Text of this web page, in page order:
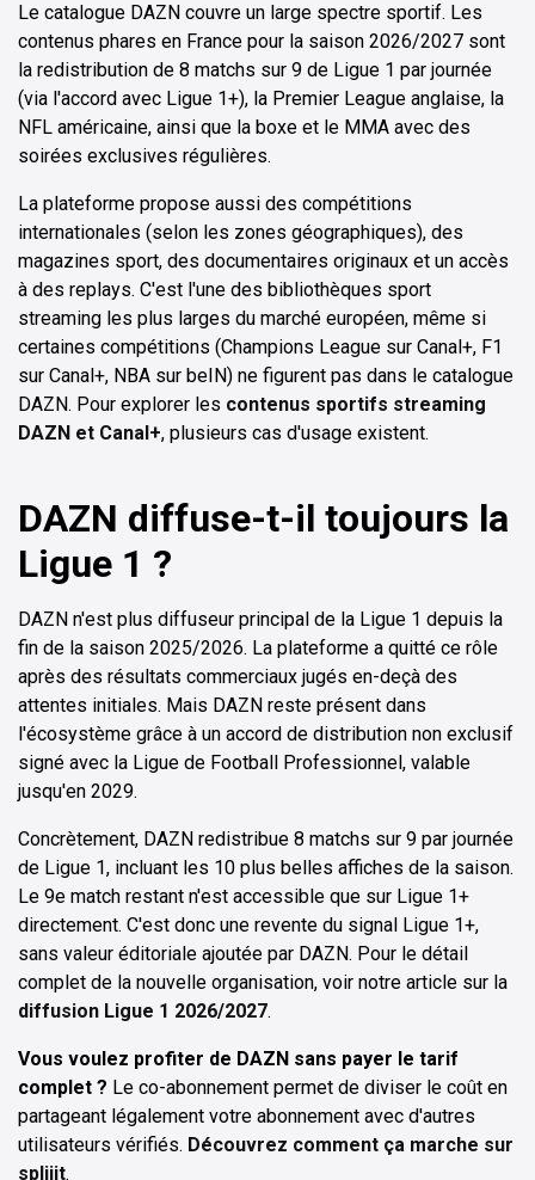
Le catalogue DAZN couvre un large spectre sportif. Les
contenus phares en France pour la saison 2026/2027 sont
la redistribution de 8 matchs sur 9 de Ligue 1 par journée
(via l'accord avec Ligue 1+), la Premier League anglaise, la
NFL américaine, ainsi que la boxe et le MMA avec des
soirées exclusives régulières.
La plateforme propose aussi des compétitions
internationales (selon les zones géographiques), des
magazines sport, des documentaires originaux et un accès
à des replays. C'est l'une des bibliothèques sport
streaming les plus larges du marché européen, même si
certaines compétitions (Champions League sur Canal+, F1
sur Canal+, NBA sur beIN) ne figurent pas dans le catalogue
DAZN. Pour explorer les contenus sportifs streaming
DAZN et Canal+, plusieurs cas d'usage existent.
DAZN diffuse-t-il toujours la
Ligue 1 ?
DAZN n'est plus diffuseur principal de la Ligue 1 depuis la
fin de la saison 2025/2026. La plateforme a quitté ce rôle
après des résultats commerciaux jugés en-deçà des
attentes initiales. Mais DAZN reste présent dans
l'écosystème grâce à un accord de distribution non exclusif
signé avec la Ligue de Football Professionnel, valable
jusqu'en 2029.
Concrètement, DAZN redistribue 8 matchs sur 9 par journée
de Ligue 1, incluant les 10 plus belles affiches de la saison.
Le 9e match restant n'est accessible que sur Ligue 1+
directement. C'est donc une revente du signal Ligue 1+,
sans valeur éditoriale ajoutée par DAZN. Pour le détail
complet de la nouvelle organisation, voir notre article sur la
diffusion Ligue 1 2026/2027.
Vous voulez profiter de DAZN sans payer le tarif
complet ? Le co-abonnement permet de diviser le coût en
partageant légalement votre abonnement avec d'autres
utilisateurs vérifiés. Découvrez comment ça marche sur
spliiit.